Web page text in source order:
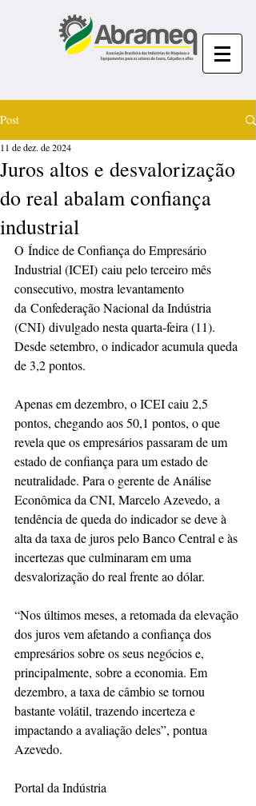
Post
Juros altos e desvalorização
do real abalam confiança
industrial
11 de dez. de 2024
O Índice de Confiança do Empresário
Industrial (ICEI) caiu pelo terceiro mês
consecutivo, mostra levantamento
da Confederação Nacional da Indústria
(CNI) divulgado nesta quarta-feira (11).
Desde setembro, o indicador acumula queda
de 3,2 pontos.
Apenas em dezembro, o ICEI caiu 2,5
pontos, chegando aos 50,1 pontos, o que
revela que os empresários passaram de um
estado de confiança para um estado de
neutralidade. Para o gerente de Análise
Econômica da CNI, Marcelo Azevedo, a
tendência de queda do indicador se deve à
alta da taxa de juros pelo Banco Central e às
incertezas que culminaram em uma
desvalorização do real frente ao dólar.
“Nos últimos meses, a retomada da elevação
dos juros vem afetando a confiança dos
empresários sobre os seus negócios e,
principalmente, sobre a economia. Em
dezembro, a taxa de câmbio se tornou
bastante volátil, trazendo incerteza e
impactando a avaliação deles”, pontua
Azevedo.
Portal da Indústria